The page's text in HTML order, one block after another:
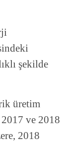
şekilde
üretim
ve 2018
2018